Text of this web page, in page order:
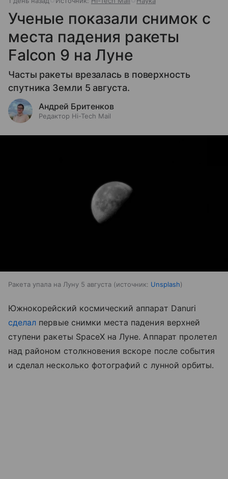
Ученые показали снимок с
места падения ракеты
Falcon 9 на Луне
Часты ракеты врезалась в поверхность
спутника Земли 5 августа.
Андрей Бритенков
Редактор Hi-Tech Mail
Ракета упала на Луну 5 августа источник: Unsplash
Южнокорейский космический аппарат Danuri
сделал первые снимки места падения верхней
ступени ракеты SpaceX на Луне. Аппарат пролетел
над районом столкновения вскоре после события
и сделал несколько фотографий с лунной орбиты.